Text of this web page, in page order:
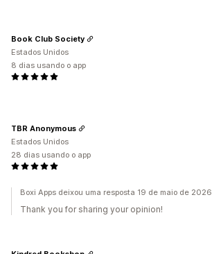
Book Club Society
Estados Unidos
8 dias usando o app
TBR Anonymous
Estados Unidos
28 dias usando o app
Boxi Apps deixou uma resposta 19 de maio de 2026
Thank you for sharing your opinion!